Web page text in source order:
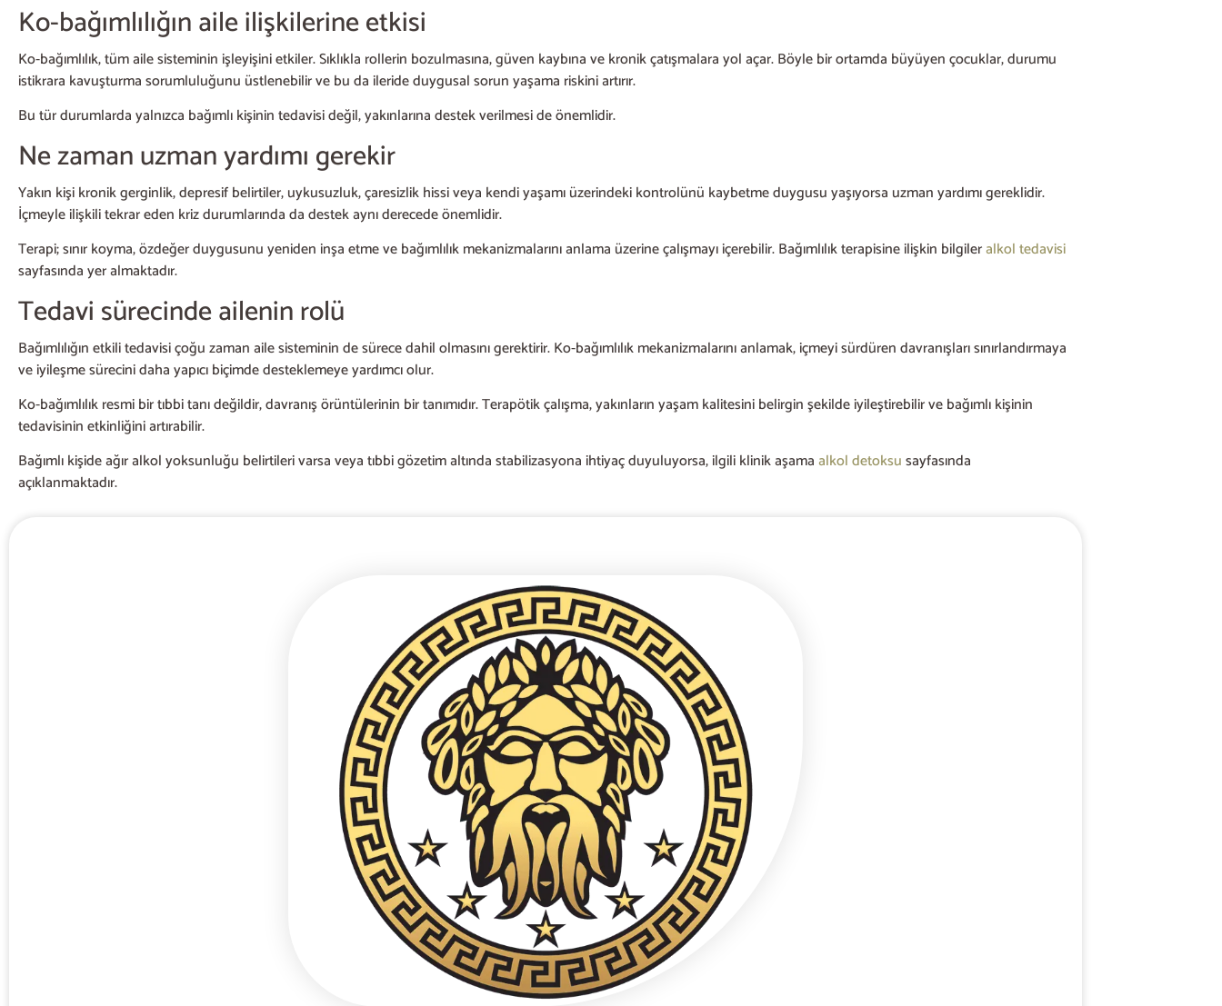
Ko-bağımlılığın aile ilişkilerine etkisi
Ko-bağımlılık, tüm aile sisteminin işleyişini etkiler. Sıklıkla rollerin bozulmasına, güven kaybına ve kronik çatışmalara yol açar. Böyle bir ortamda büyüyen çocuklar, durumu
istikrara kavuşturma sorumluluğunu üstlenebilir ve bu da ileride duygusal sorun yaşama riskini artırır.
Bu tür durumlarda yalnızca bağımlı kişinin tedavisi değil, yakınlarına destek verilmesi de önemlidir.
Ne zaman uzman yardımı gerekir
Yakın kişi kronik gerginlik, depresif belirtiler, uykusuzluk, çaresizlik hissi veya kendi yaşamı üzerindeki kontrolünü kaybetme duygusu yaşıyorsa uzman yardımı gereklidir.
İçmeyle ilişkili tekrar eden kriz durumlarında da destek aynı derecede önemlidir.
Terapi; sınır koyma, özdeğer duygusunu yeniden inşa etme ve bağımlılık mekanizmalarını anlama üzerine çalışmayı içerebilir. Bağımlılık terapisine ilişkin bilgileralkol tedavisi
sayfasında yer almaktadır.
Tedavi sürecinde ailenin rolü
Bağımlılığın etkili tedavisi çoğu zaman aile sisteminin de sürece dahil olmasını gerektirir. Ko-bağımlılık mekanizmalarını anlamak, içmeyi sürdüren davranışları sınırlandırmaya
ve iyileşme sürecini daha yapıcı biçimde desteklemeye yardımcı olur.
Ko-bağımlılık resmi bir tıbbi tanı değildir, davranış örüntülerinin bir tanımıdır. Terapötik çalışma, yakınların yaşam kalitesini belirgin şekilde iyileştirebilir ve bağımlı kişinin
tedavisinin etkinliğini artırabilir.
Bağımlı kişide ağır alkol yoksunluğu belirtileri varsa veya tıbbi gözetim altında stabilizasyona ihtiyaç duyuluyorsa, ilgili klinik aşamaalkol detoksusayfasında
açıklanmaktadır.